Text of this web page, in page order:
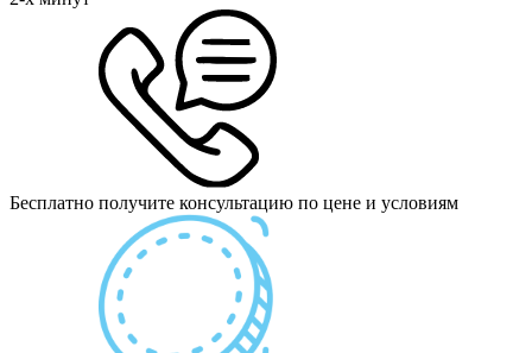
Бесплатно получите консультацию по цене и условиям